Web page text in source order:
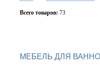
Всего товаров: 73
МЕБЕЛЬ ДЛЯ